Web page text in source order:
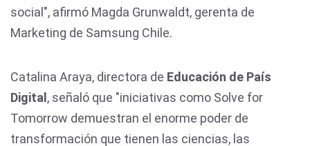
social", afirmó Magda Grunwaldt, gerenta de
Marketing de Samsung Chile.
Catalina Araya, directora de Educación de País
Digital, señaló que "iniciativas como Solve for
Tomorrow demuestran el enorme poder de
transformación que tienen las ciencias, las